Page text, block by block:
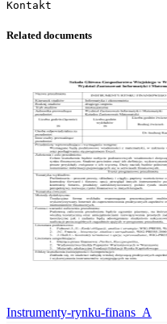
Related documents
Instrumenty-rynku-finans_A